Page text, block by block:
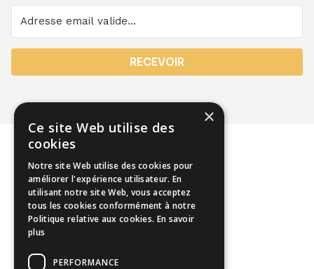
RECEVOIR
Mentions légales
CGU
×
Ce site Web utilise des
cookies
Notre site Web utilise des cookies pour
améliorer l'expérience utilisateur. En
utilisant notre site Web, vous acceptez
tous les cookies conformément à notre
Politique relative aux cookies. En savoir
plus
PERFORMANCE